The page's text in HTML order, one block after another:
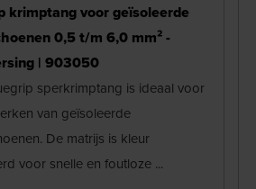
krimptang voor geïsoleerde
0,5 t/m 6,0 mm² -
| 903050
sperkrimptang is ideaal voor
van geïsoleerde
De matrijs is kleur
voor snelle en foutloze ...